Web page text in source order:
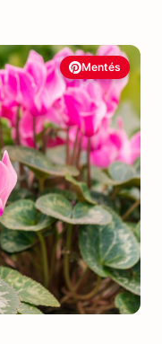
Mentés